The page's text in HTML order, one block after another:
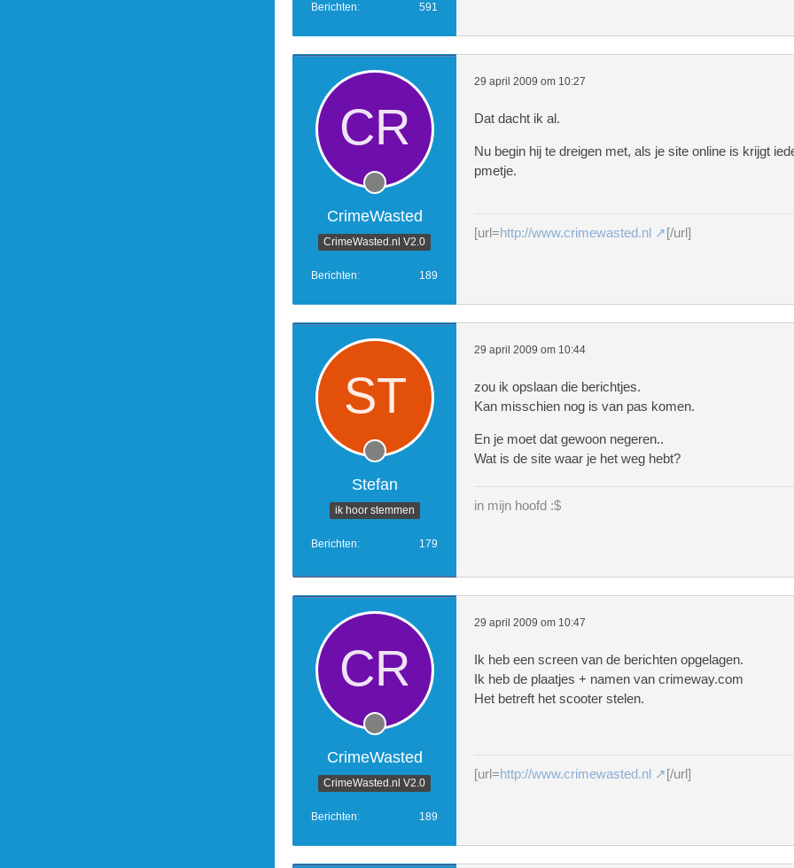
Berichten 591
CrimeWasted
CrimeWasted.nl V2.0
Berichten 189
29 april 2009 om 10:27
Dat dacht ik al.
Nu begin hij te dreigen met, als je site online is krijgt
pmetje.
[url=http://www.crimewasted.nl [/url]
Stefan
ik hoor stemmen
Berichten 179
29 april 2009 om 10:44
zou ik opslaan die berichtjes.
Kan misschien nog is van pas komen.
En je moet dat gewoon negeren..
Wat is de site waar je het weg hebt?
in mijn hoofd :$
CrimeWasted
CrimeWasted.nl V2.0
Berichten 189
29 april 2009 om 10:47
Ik heb een screen van de berichten opgelagen.
Ik heb de plaatjes + namen van crimeway.com
Het betreft het scooter stelen.
[url=http://www.crimewasted.nl [/url]